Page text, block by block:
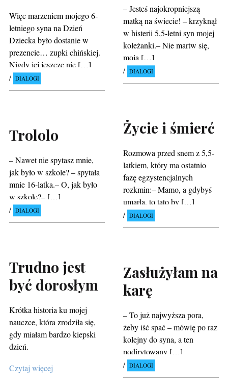
Więc marzeniem mojego 6-
letniego syna na Dzień
Dziecka było dostanie w
prezencie… zupki chińskiej.
Nigdy jej jeszcze nie […]
DIALOGI
– Jesteś najokropniejszą
matką na świecie! – krzyknął
w histerii 5,5-letni syn mojej
koleżanki.– Nie martw się,
moja […]
DIALOGI
Życie i śmierć
Rozmowa przed snem z 5,5-
latkiem, który ma ostatnio
fazę egzystencjalnych
rozkmin:– Mamo, a gdybyś
umarła, to tato by […]
DIALOGI
Trololo
– Nawet nie spytasz mnie,
jak było w szkole? – spytała
mnie 16-latka.– O, jak było
w szkole?– […]
DIALOGI
Trudno jest
być dorosłym
Krótka historia ku mojej
nauczce, która zrodziła się,
gdy miałam bardzo kiepski
dzień.
Czytaj więcej
Zasłużyłam na
karę
– To już najwyższa pora,
żeby iść spać – mówię po raz
kolejny do syna, a ten
podirytowany […]
DIALOGI